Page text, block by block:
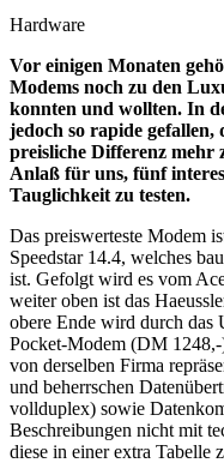
Hardware
Vor einigen Monaten
Modems noch zu den
konnten und wollten. In
jedoch so rapide gefallen,
preisliche Differenz mehr
Anlaß für uns, fünf
Tauglichkeit zu testen.
Das preiswerteste Modem
Speedstar 14.4, welches
ist. Gefolgt wird es vom
weiter oben ist das
obere Ende wird durch das
Pocket-Modem (DM
von derselben Firma
und beherrschen
vollduplex) sowie
Beschreibungen nicht mit
diese in einer extra Tabelle